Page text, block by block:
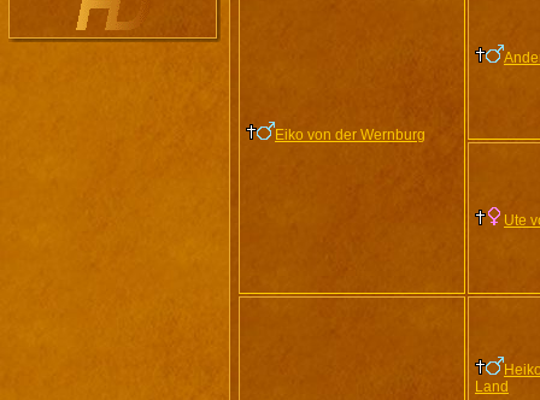
Eiko von der Wernburg
Ute
Land